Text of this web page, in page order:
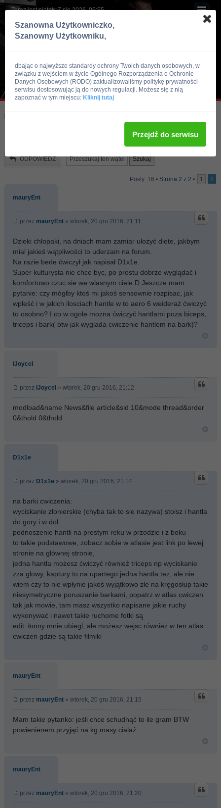
Teraz jest piątek, 7 sie 2026, 05:55
Skocz do:
Rada dla poczatkujacego mnie
ODPOWIEDZ
Posty: 16 • Strona 2 z 2 • 1 2
mauryEnt
przez mauryEnt » wtorek, 20 gru 2016, 21:11
Dzieki chlopaki, na dniach mam zamiar ułożyć diete, jakbym
mial jakieś wątpliwości to uderzam na forum.
Na razie bede ćwiczył jak napisał D1x1e.
Super kulturysta nie chce byc, po prostu dobrze wyglądać i
komfortowo czuc sie we wlasnym ciele:D Jeszcze mam
pytanie: czy mógłby ktoś mi jakoś sensownie rozpisac, jak
wpleść i w jakich ilosciach hantle w to aero 6 weideraż ćwiczyć
to osobno? I co w ogole mozna ćwiczyć hantlami poza biceps,
triceps i bark( btw jak wyglada cwiczenie hantlem na bark)?
IJoyceI
przez IJoyceI » wtorek, 20 gru 2016, 21:12
modload&name News&file article&sid 10&mode thread&order
0&thold 0&thold
D1x1e
przez D1x1e » wtorek, 20 gru 2016, 21:14
na barki cwiczenia:
wyciskanie zlonierskie (chyba tak to sie nazywa) stoisz i hantla
do gory i w dol
podnoszenie hantli na prostym reku w przodzie i z boku
to takie podstawowe, zobacz sobie w atlasie jest link po lewej
stronie na głównej stronie,
jedna hantla możesz ćwiczyć również triceps np wyciskanie
zza glowy, kaptury to na upartego jedna hantla tez, ale nie
wiem czy to nie wpłynie jakoś wyjątkowo zle na kręgosłup takie
niesymetryczne poruszanie barkami, popatrz w atlas cwiczen
tak jak mowie, tam masz wszystko napisane jakie ruchy
wykonywać i nawet takie ruchome fotki są
edit: łonny mnie ubiegl, ale możesz wejsc również w ten atlas
cwiczen gdzie są takie filmiki
mauryEnt
przez mauryEnt » wtorek, 20 gru 2016, 21:15
Mam takie pytanko: jeśli chce schudnąć to ile gram BTW
powienienem przyjąć na kg masy cialaż
mauryEnt
przez mauryEnt » wtorek, 20 gru 2016, 21:20
Szanowna Użytkowniczko,
Szanowny Użytkowniku,
dbając o najwyższe standardy ochrony Twoich danych osobowych, w
związku z wejściem w życie Ogólnego Rozporządzenia o Ochronie
Danych Osobowych (RODO) zaktualizowaliśmy politykę prywatności
serwisu dostosowując ją do nowych regulacji. Możesz się z nią
zapoznać w tym miejscu: Kliknij tutaj
Przejdź do serwisu